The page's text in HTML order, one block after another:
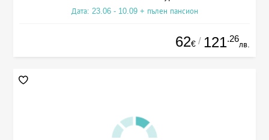
Дата: 23.06 - 10.09 + пълен пансион
62€ / 121.26
лв.